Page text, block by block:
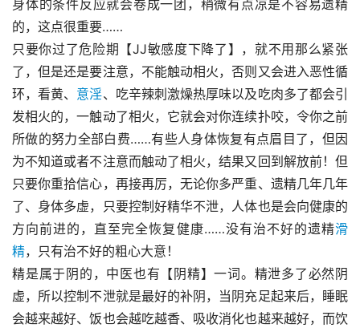
身体的条件反应就会卷成一团，稍微有点凉是不容易遗精
的，这点很重要……
只要你过了危险期【JJ敏感度下降了】，就不用那么紧张
了，但是还是要注意，不能触动相火，否则又会进入恶性循
环，看黄、 意淫、吃辛辣刺激燥热厚味以及吃肉多了都会引
发相火的，一触动了相火，它就会对你连续扑咬，令你之前
所做的努力全部白费……有些人身体恢复有点眉目了，但因
为不知道或者不注意而触动了相火，结果又回到解放前！但
只要你重拾信心，再接再厉，无论你多严重、遗精几年几年
了、身体多虚，只要控制好精华不泄，人体也是会向健康的
方向前进的，直至完全恢复健康……没有治不好的遗精滑
精，只有治不好的粗心大意！
精是属于阴的，中医也有【阴精】一词。精泄多了必然阴
虚，所以控制不泄就是最好的补阴，当阴充足起来后，睡眠
会越来越好、饭也会越吃越香、吸收消化也越来越好，而饮